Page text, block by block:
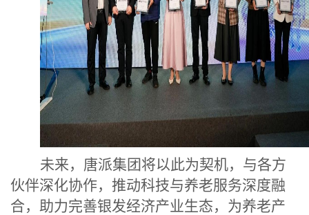
未来，唐派集团将以此为契机，与各方
伙伴深化协作，推动科技与养老服务深度融
合，助力完善银发经济产业生态，为养老产